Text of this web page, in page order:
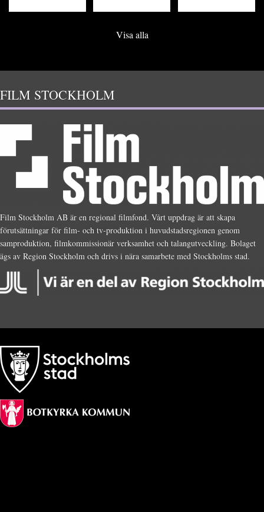
Visa alla
FILM STOCKHOLM
Film Stockholm AB är en regional filmfond. Vårt uppdrag är att skapa
förutsättningar för film- och tv-produktion i huvudstadsregionen genom
samproduktion, filmkommissionär verksamhet och talangutveckling. Bolaget
ägs av Region Stockholm och drivs i nära samarbete med Stockholms stad.